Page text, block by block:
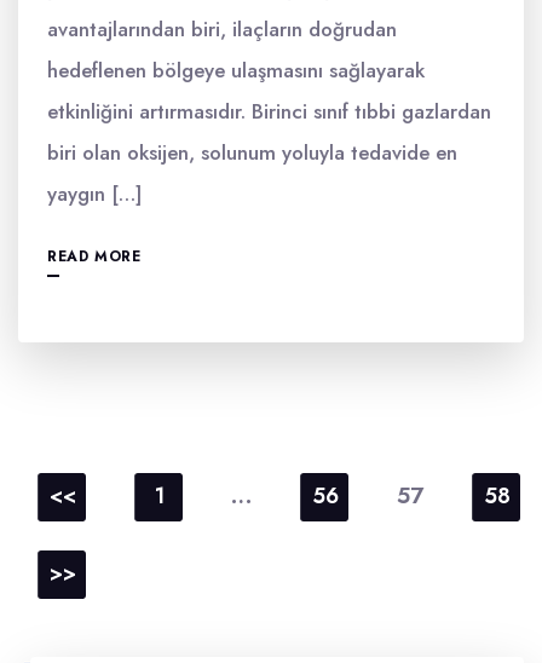
avantajlarından biri, ilaçların doğrudan
hedeflenen bölgeye ulaşmasını sağlayarak
etkinliğini artırmasıdır. Birinci sınıf tıbbi gazlardan
biri olan oksijen, solunum yoluyla tedavide en
yaygın […]
READ MORE
sayfalaması
<< 1 … 56 57 58
>>